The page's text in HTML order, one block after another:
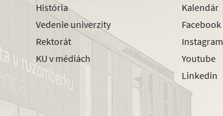
História
Vedenie univerzity
Rektorát
KU v médiách
Kalendár
Facebook
Instagram
Youtube
Linkedin